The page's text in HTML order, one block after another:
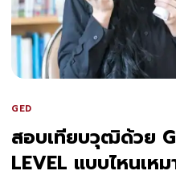
GED
สอบเทียบวุฒิด้วย
LEVEL แบบไหนเหม